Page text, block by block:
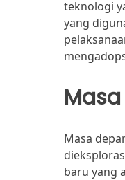
teknologi
yang
Masa
baru yang